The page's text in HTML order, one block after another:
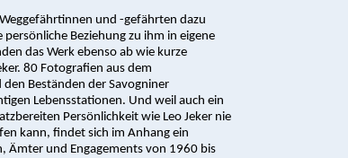
und -gefährten dazu
Beziehung zu ihm in eigene
das Werk ebenso ab wie kurze
80 Fotografien aus dem
Beständen der Savogniner
Lebensstationen. Und weil auch ein
Persönlichkeit wie Leo Jeker nie
kann, findet sich im Anhang ein
Ämter und Engagements von 1960 bis